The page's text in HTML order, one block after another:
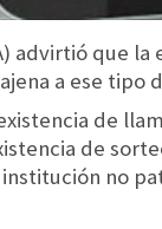
advirtió que
a ese tipo
de
de
no